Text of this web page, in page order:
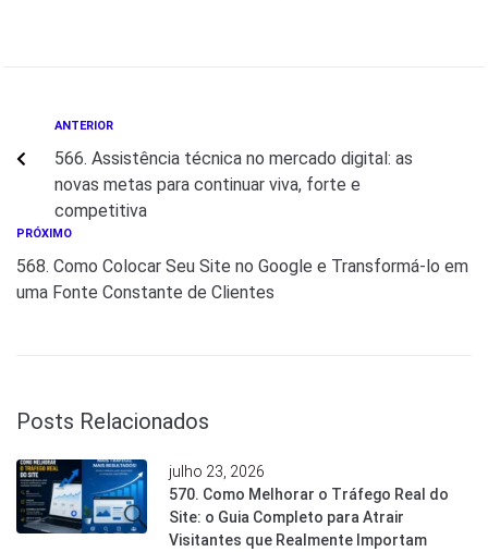
ANTERIOR
566. Assistência técnica no mercado digital: as
novas metas para continuar viva, forte e
competitiva
PRÓXIMO
568. Como Colocar Seu Site no Google e Transformá-lo em
uma Fonte Constante de Clientes
Posts Relacionados
julho 23, 2026
570. Como Melhorar o Tráfego Real do
Site: o Guia Completo para Atrair
Visitantes que Realmente Importam